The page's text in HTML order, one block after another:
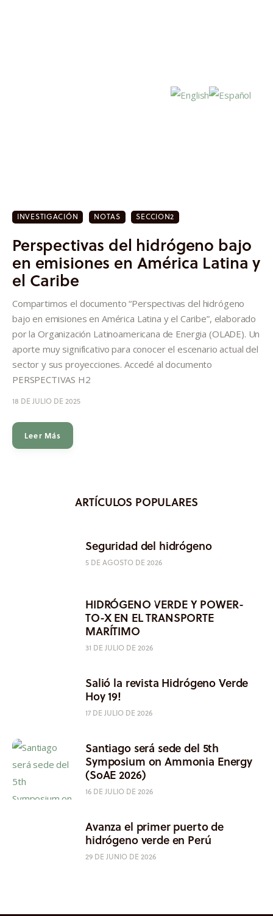
Investigación
Proyectos
Informes
Quiénes somos
INVESTIGACIÓN NOTAS SECCION2
Perspectivas del hidrógeno bajo
en emisiones en América Latina y
el Caribe
Compartimos el documento “Perspectivas del hidrógeno
bajo en emisiones en América Latina y el Caribe”, elaborado
por la Organización Latinoamericana de Energia (OLADE). Un
aporte muy significativo para conocer el escenario actual del
sector y sus proyecciones. Accedé al documento
PERSPECTIVAS H2
18 DE JULIO DE 2025
Leer Más
ARTÍCULOS POPULARES
Seguridad del hidrógeno
5 DE AGOSTO DE 2026
HIDRÓGENO VERDE Y POWER-
TO-X EN EL TRANSPORTE
MARÍTIMO
31 DE JULIO DE 2026
Salió la revista Hidrógeno Verde
Hoy 19!
17 DE JULIO DE 2026
Santiago será sede del 5th
Symposium on Ammonia Energy
(SoAE 2026)
16 DE JULIO DE 2026
Avanza el primer puerto de
hidrógeno verde en Perú
29 DE JUNIO DE 2026